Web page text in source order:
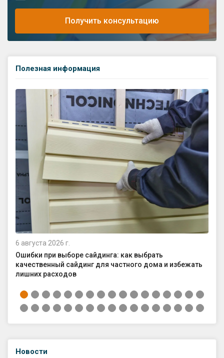
Новости
Получить консультацию
Полезная информация
6 августа 2026 г.
Ошибки при выборе сайдинга: как выбрать
качественный сайдинг для частного дома и избежать
лишних расходов